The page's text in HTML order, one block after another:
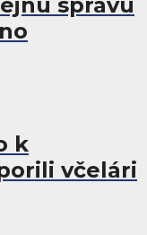
k
včelári